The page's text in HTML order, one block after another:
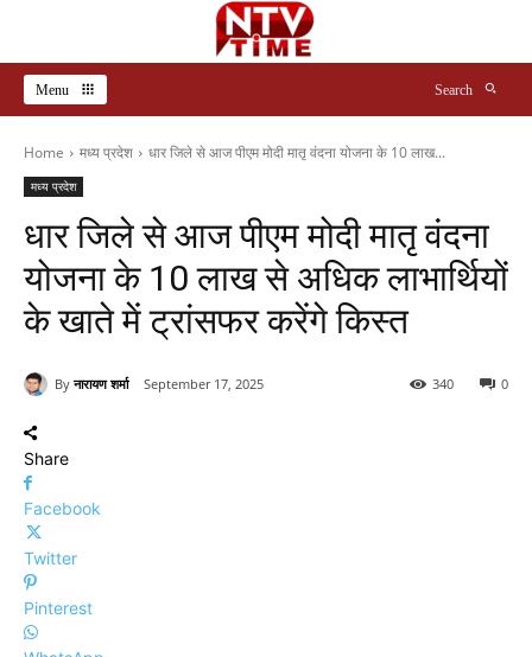
Menu Search
Home मध्य प्रदेश धार जिले से आज पीएम मोदी मातृ वंदना योजना के 10 लाख...
मध्य प्रदेश
धार जिले से आज पीएम मोदी मातृ वंदना
योजना के 10 लाख से अधिक लाभार्थियों
के खाते में ट्रांसफर करेंगे किस्त
By नारायण शर्मा September 17, 2025 0
340
Share
Facebook
Twitter
Pinterest